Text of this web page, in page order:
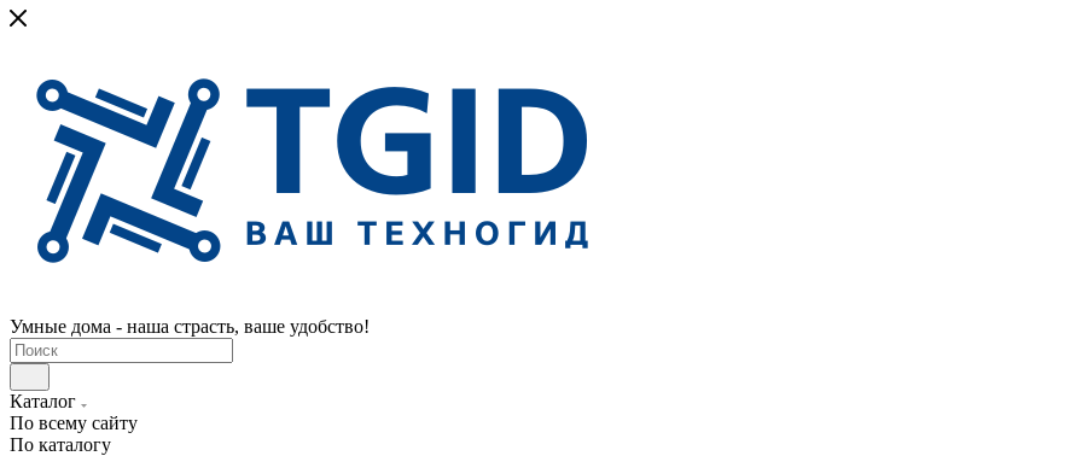
Умные дома - наша страсть, ваше удобство!
Каталог
По всему сайту
По каталогу